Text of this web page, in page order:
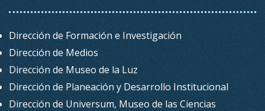
Dirección de Formación e Investigación
Dirección de Medios
Dirección de Museo de la Luz
Dirección de Planeación y Desarrollo Institucional
Dirección de Universum, Museo de las Ciencias